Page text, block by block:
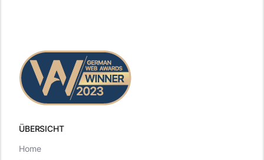
ÜBERSICHT
Home